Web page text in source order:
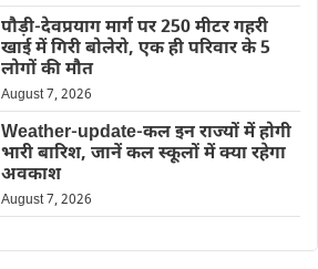
पौड़ी-देवप्रयाग मार्ग पर 250 मीटर गहरी
खाई में गिरी बोलेरो, एक ही परिवार के 5
लोगों की मौत
August 7, 2026
Weather-update-कल इन राज्यों में होगी
भारी बारिश, जानें कल स्कूलों में क्या रहेगा
अवकाश
August 7, 2026